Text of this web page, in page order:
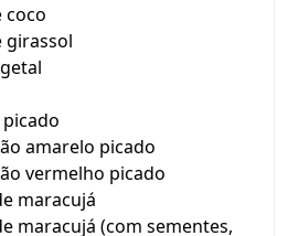
coco
girassol
amarelo picado
vermelho picado
maracujá
maracujá (com sementes,